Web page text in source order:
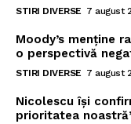
STIRI DIVERSE 7 august
Moody’s menține
o perspectivă
STIRI DIVERSE 7 august
Nicolescu își
prioritatea